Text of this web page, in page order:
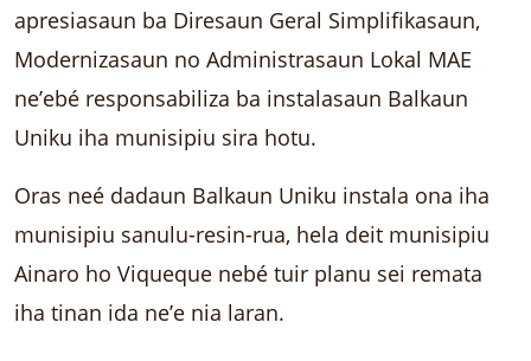
apresiasaun ba Diresaun Geral Simplifikasaun,
Modernizasaun no Administrasaun Lokal MAE
ne’ebé responsabiliza ba instalasaun Balkaun
Uniku iha munisipiu sira hotu.
Oras neé dadaun Balkaun Uniku instala ona iha
munisipiu sanulu-resin-rua, hela deit munisipiu
Ainaro ho Viqueque nebé tuir planu sei remata
iha tinan ida ne’e nia laran.